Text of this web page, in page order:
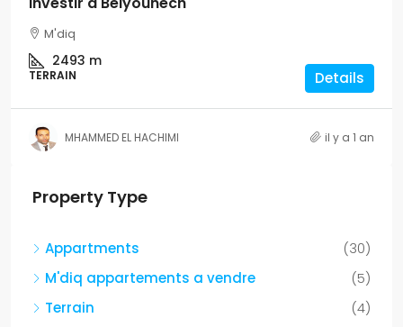
M'diq
2493 m
TERRAIN Details
MHAMMED EL HACHIMI il y a 1 an
Property Type
Appartments
(30)
M'diq appartements a vendre
(5)
Terrain
(4)